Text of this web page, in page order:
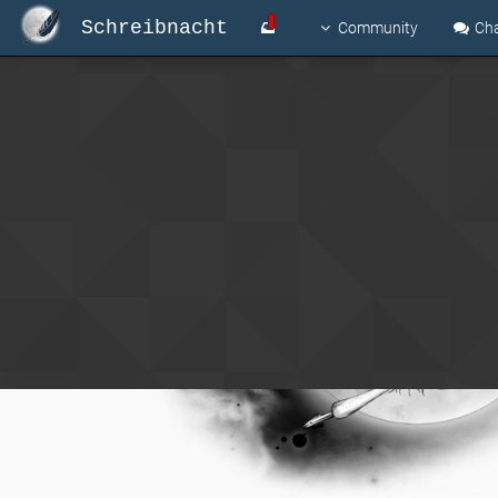
Schreibnacht Community